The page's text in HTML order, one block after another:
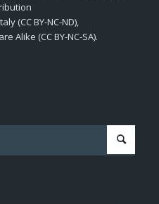
(CC BY-NC-ND),
Alike (CC BY-NC-SA).